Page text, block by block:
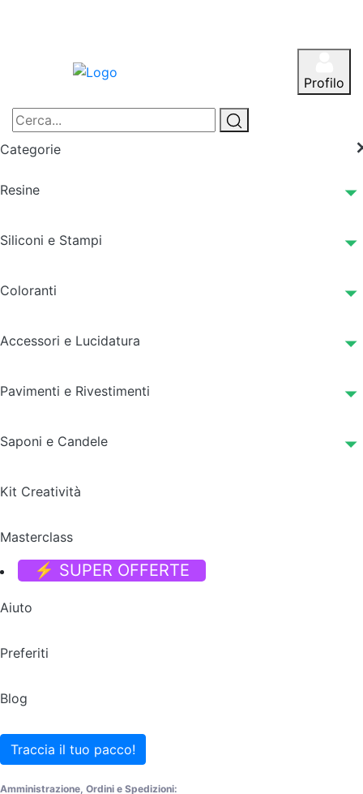
Profilo
Categorie
Resine
Siliconi e Stampi
Coloranti
Accessori e Lucidatura
Pavimenti e Rivestimenti
Saponi e Candele
Kit Creatività
Masterclass
⚡ SUPER OFFERTE
Aiuto
Preferiti
Blog
Traccia il tuo pacco!
Amministrazione, Ordini e Spedizioni: